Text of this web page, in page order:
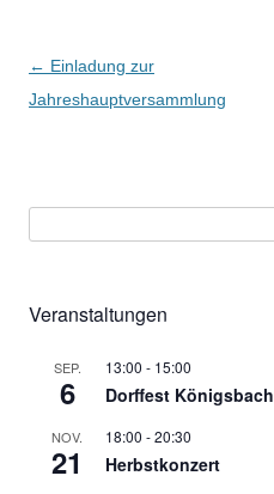
Beitragsnavigation
← Einladung zur
Jahreshauptversammlung
hVeranstaltungen
SEP.
6
13:00 - 15:00
Dorffest Königsbach
NOV.
21
18:00 -20:30
Herbstkonzert